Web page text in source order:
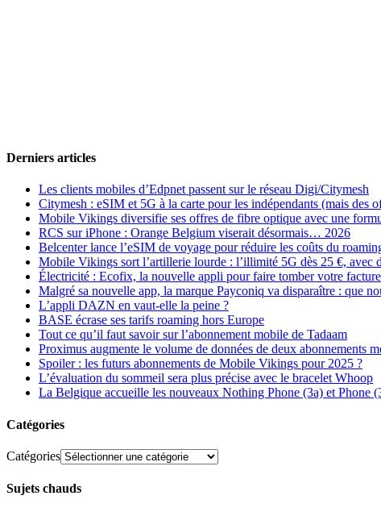
Derniers articles
Les clients mobiles d’Edpnet passent sur le réseau Digi/Citymesh
Citymesh : eSIM et 5G à la carte pour les indépendants (mais des
Mobile Vikings diversifie ses offres de fibre optique avec une
RCS sur iPhone : Orange Belgium viserait désormais… 2026
Belcenter lance l’eSIM de voyage pour réduire les coûts du
Mobile Vikings sort l’artillerie lourde : l’illimité 5G dès 25 €, avec
Électricité : Ecofix, la nouvelle appli pour faire tomber votre
Malgré sa nouvelle app, la marque Payconiq va disparaître : que
L’appli DAZN en vaut-elle la peine ?
BASE écrase ses tarifs roaming hors Europe
Tout ce qu’il faut savoir sur l’abonnement mobile de Tadaam
Proximus augmente le volume de données de deux abonnements
Spoiler : les futurs abonnements de Mobile Vikings pour 2025 ?
L’évaluation du sommeil sera plus précise avec le bracelet Whoop
La Belgique accueille les nouveaux Nothing Phone (3a) et Phone
Catégories
Catégories
Sujets chauds